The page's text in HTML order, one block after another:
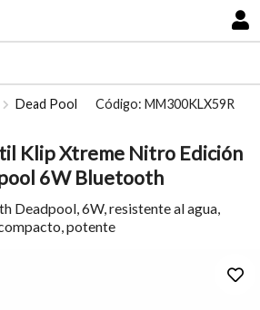
Dead Pool Código: MM300KLX59R
Klip Xtreme Nitro Edición
6W Bluetooth
Deadpool, 6W, resistente al agua,
potente